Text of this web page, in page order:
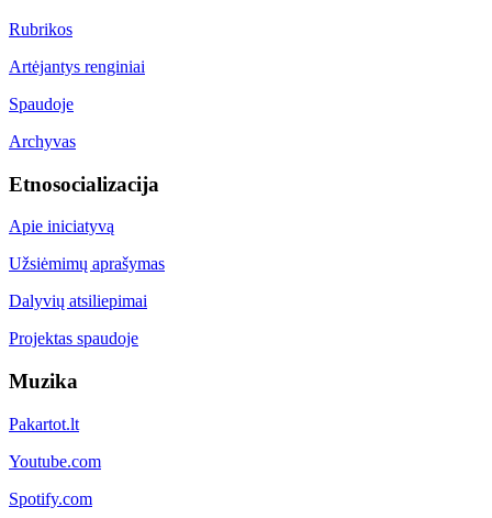
Rubrikos
Artėjantys renginiai
Spaudoje
Archyvas
Etnosocializacija
Apie iniciatyvą
Užsiėmimų aprašymas
Dalyvių atsiliepimai
Projektas spaudoje
Muzika
Pakartot.lt
Youtube.com
Spotify.com